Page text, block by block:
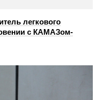
легкового
с КАМАЗом-